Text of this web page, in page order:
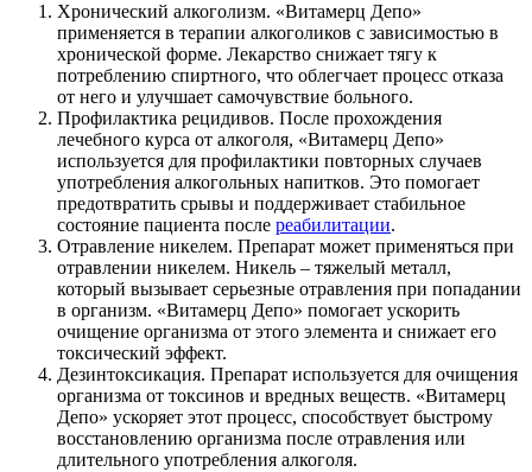
Хронический алкоголизм. «Витамерц Депо»
применяется в терапии алкоголиков с зависимостью в
хронической форме. Лекарство снижает тягу к
потреблению спиртного, что облегчает процесс отказа
от него и улучшает самочувствие больного.
Профилактика рецидивов. После прохождения
лечебного курса от алкоголя, «Витамерц Депо»
используется для профилактики повторных случаев
употребления алкогольных напитков. Это помогает
предотвратить срывы и поддерживает стабильное
состояние пациента после реабилитации.
Отравление никелем. Препарат может применяться при
отравлении никелем. Никель – тяжелый металл,
который вызывает серьезные отравления при попадании
в организм. «Витамерц Депо» помогает ускорить
очищение организма от этого элемента и снижает его
токсический эффект.
Дезинтоксикация. Препарат используется для очищения
организма от токсинов и вредных веществ. «Витамерц
Депо» ускоряет этот процесс, способствует быстрому
восстановлению организма после отравления или
длительного употребления алкоголя.